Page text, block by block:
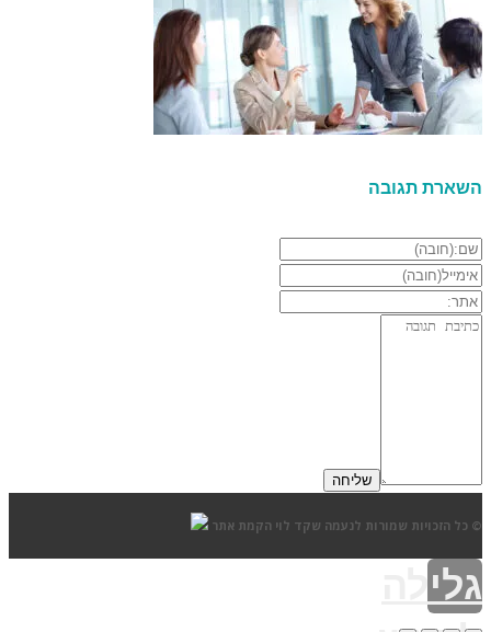
השארת תגובה
© כל הזכויות שמורות לנעמה שקד לוי הקמת אתר
גלילה